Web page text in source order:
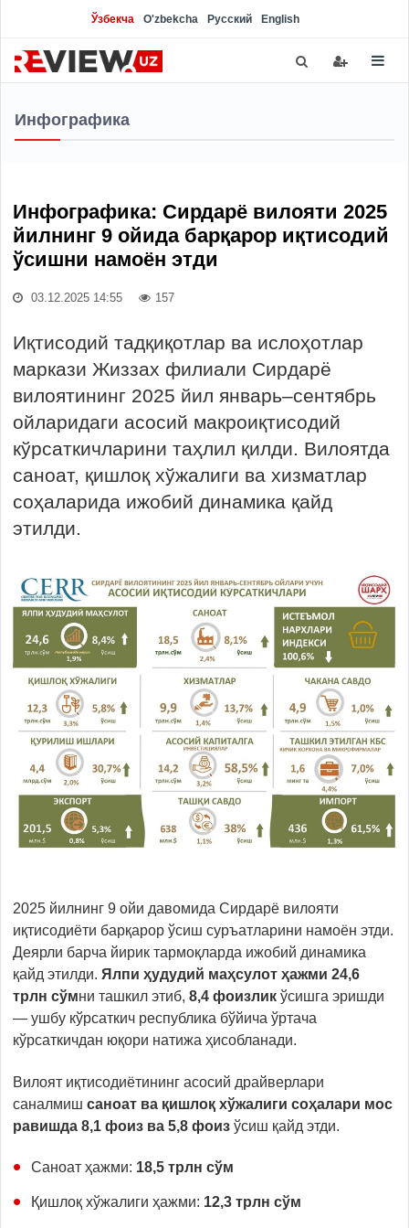
Ўзбекча O'zbekcha Русский English
Инфографика
Инфографика: Сирдарё вилояти 2025
йилнинг 9 ойида барқарор иқтисодий
ўсишни намоён этди
03.12.2025 14:55 157
Иқтисодий тадқиқотлар ва ислоҳотлар
маркази Жиззах филиали Сирдарё
вилоятининг 2025 йил январь–сентябрь
ойларидаги асосий макроиқтисодий
кўрсаткичларини таҳлил қилди. Вилоятда
саноат, қишлоқ хўжалиги ва хизматлар
соҳаларида ижобий динамика қайд
этилди.
2025 йилнинг 9 ойи давомида Сирдарё вилояти
иқтисодиёти барқарор ўсиш суръатларини намоён этди.
Деярли барча йирик тармоқларда ижобий динамика
қайд этилди. Ялпи ҳудудий маҳсулот ҳажми 24,6
трлн сўмни ташкил этиб, 8,4 фоизлик ўсишга эришди
— ушбу кўрсаткич республика бўйича ўртача
кўрсаткичдан юқори натижа ҳисобланади.
Вилоят иқтисодиётининг асосий драйверлари
саналмиш саноат ва қишлоқ хўжалиги соҳалари мос
равишда 8,1 фоиз ва 5,8 фоиз ўсиш қайд этди.
Саноат ҳажми: 18,5 трлн сўм
Қишлоқ хўжалиги ҳажми: 12,3 трлн сўм